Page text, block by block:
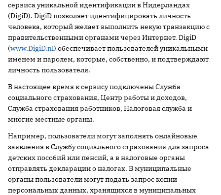
сервиса уникальной идентификации в Нидерландах
(DigiD). DigiD позволяет идентифицировать личность
человека, который желает выполнить некую транзакцию с
правительственными органами через Интернет. DigiD
(www.DigiD.nl) обеспечивает пользователей уникальными
именем и паролем, которые, собственно, и подтверждают
личность пользователя.
В настоящее время к сервису подключены Служба
социального страхования, Центр работы и доходов,
Служба страхования работников, Налоговая служба и
многие местные органы.
Например, пользователи могут заполнять онлайновые
заявления в Службу социального страхования для запроса
детских пособий или пенсий, а в налоговые органы
отправлять декларации о налогах. В муниципальные
органы пользователи могут подать запрос копии
персональных данных, хранящихся в муниципальных